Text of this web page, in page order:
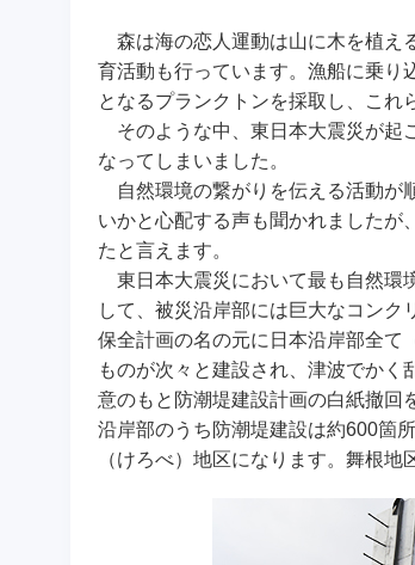
森は海の恋人運動は山に木を植え
育活動も行っています。漁船に乗り
となるプランクトンを採取し、これ
そのような中、東日本大震災が起
なってしまいました。
自然環境の繋がりを伝える活動が
いかと心配する声も聞かれましたが
たと言えます。
東日本大震災において最も自然環
して、被災沿岸部には巨大なコン
保全計画の名の元に日本沿岸部全て
ものが次々と建設され、津波でか
意のもと防潮堤建設計画の白紙撤回
沿岸部のうち防潮堤建設は約600箇
（けろべ）地区になります。舞根